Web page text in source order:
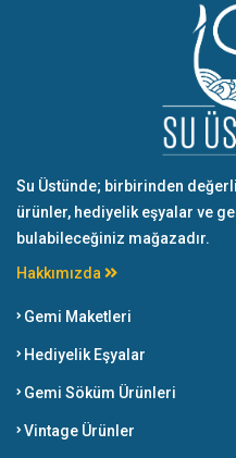
Su Üstünde; birbirinden
ürünler, hediyelik eşyalar ve
bulabileceğiniz mağazadır.
Hakkımızda
Gemi Maketleri
Hediyelik Eşyalar
Gemi Söküm Ürünleri
Vintage Ürünler